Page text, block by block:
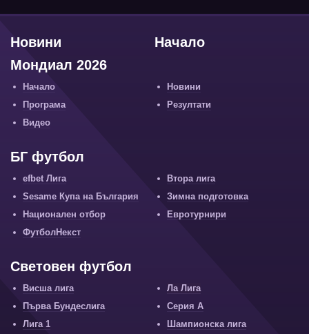
Начало
Новини
Мондиал 2026
Начало
Новини
Програма
Резултати
Видео
БГ футбол
efbet Лига
Втора лига
Sesame Купа на България
Зимна подготовка
Национален отбор
Евротурнири
ФутболНекст
Световен футбол
Висша лига
Ла Лига
Първа Бундеслига
Серия А
Лига 1
Шампионска лига